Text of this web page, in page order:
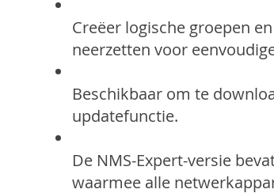
Creëer logische groepen
neerzetten voor
Beschikbaar om te
updatefunctie.
De NMS-Expert-versie
waarmee alle